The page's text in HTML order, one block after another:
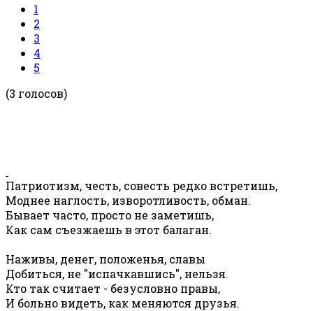
1
2
3
4
5
(3 голосов)
Патриотизм, честь, совесть редко встретишь,
Моднее наглость, изворотливость, обман.
Бывает часто, просто не заметишь,
Как сам съезжаешь в этот балаган.
Наживы, денег, положенья, славы
Добиться, не "испачкавшись", нельзя.
Кто так считает - безусловно правы,
И больно видеть, как меняются друзья.